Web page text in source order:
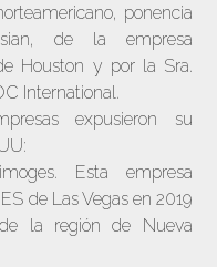
ponencia
de la empresa
Houston y por la Sra.
International.
expusieron su
Esta empresa
de Las Vegas en 2019
la región de Nueva